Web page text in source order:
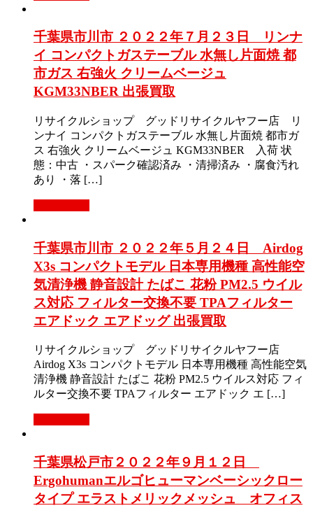
千葉県市川市 ２０２２年７月２３日 リンナ
イ コンパクトガステーブル 水無し片面焼 都
市ガス 右強火 クリームベージュ
KGM33NBER 出張買取
リサイクルショップ グッドリサイクルヤフー店 リ
ンナイ コンパクトガステーブル 水無し片面焼 都市ガ
ス 右強火 クリームベージュ KGM33NBER 入荷 状
態：中古 ・スパーク確認済み ・清掃済み ・腐食汚れ
あり ・落 […]
千葉県市川市 ２０２２年５月２４日 Airdog
X3s コンパクトモデル 日本専用機種 高性能空
気清浄機 静音設計 たばこ 花粉 PM2.5 ウイル
ス対応 フィルター交換不要 TPAフィルター
エアドック エアドッグ 出張買取
リサイクルショップ グッドリサイクルヤフー店
Airdog X3s コンパクトモデル 日本専用機種 高性能空気
清浄機 静音設計 たばこ 花粉 PM2.5 ウイルス対応 フィ
ルター交換不要 TPAフィルター エアドック エ […]
千葉県松戸市２０２２年９月１２日
Ergohumanエルゴヒューマンベーシックロー
タイプ エラストメリックメッシュ オフィス